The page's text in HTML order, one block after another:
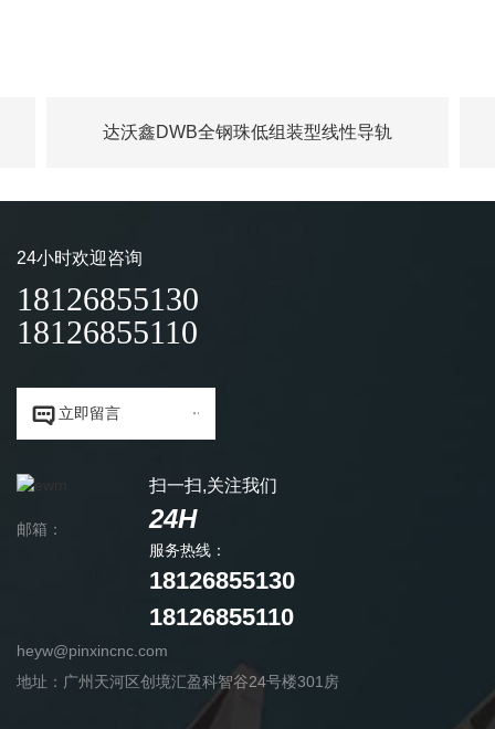
达沃鑫DWB全钢珠低组装型线性导轨
24小时欢迎咨询
18126855130
18126855110
 立即留言
扫一扫,关注我们
24H
服务热线：
18126855130
18126855110
邮箱：
heyw@pinxincnc.com
地址：广州天河区创境汇盈科智谷24号楼301房